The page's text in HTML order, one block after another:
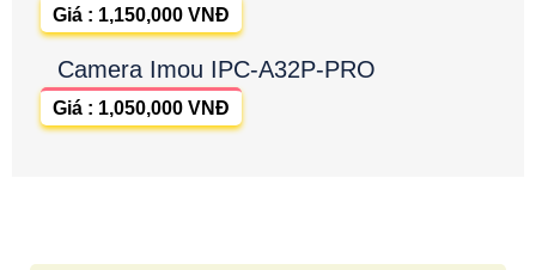
Giá : 1,150,000 VNĐ
Camera Imou IPC-A32P-PRO
Giá : 1,050,000 VNĐ